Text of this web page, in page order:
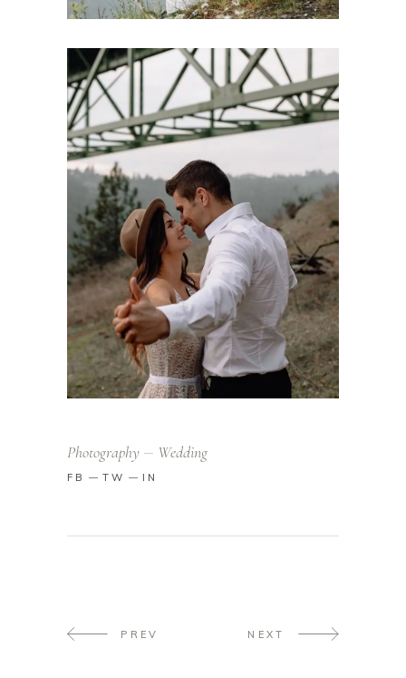
Photography Wedding
FB TW IN
PREV NEXT